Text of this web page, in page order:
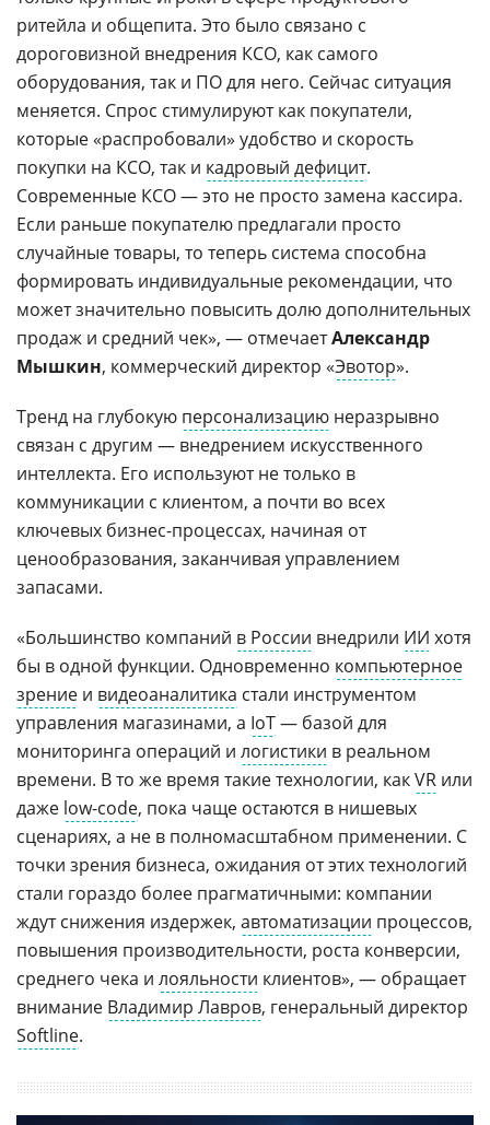
ритейла и общепита. Это было связано с
дороговизной внедрения КСО, как самого
оборудования, так и ПО для него. Сейчас ситуация
меняется. Спрос стимулируют как покупатели,
которые «распробовали» удобство и скорость
покупки на КСО, так и кадровый дефицит.
Современные КСО — это не просто замена кассира.
Если раньше покупателю предлагали просто
случайные товары, то теперь система способна
формировать индивидуальные рекомендации, что
может значительно повысить долю дополнительных
продаж и средний чек», — отмечаетАлександр
Мышкин, коммерческий директор «Эвотор».
Тренд на глубокую персонализацию неразрывно
связан с другим — внедрением искусственного
интеллекта. Его используют не только в
коммуникации с клиентом, а почти во всех
ключевых бизнес-процессах, начиная от
ценообразования, заканчивая управлением
запасами.
«Большинство компаний в России внедрили ИИ хотя
бы в одной функции. Одновременно компьютерное
зрение и видеоаналитика стали инструментом
управления магазинами, а IoT— базой для
мониторинга операций и логистики в реальном
времени. В то же время такие технологии, какVR или
даже low-code, пока чаще остаются в нишевых
сценариях, а не в полномасштабном применении. С
точки зрения бизнеса, ожидания от этих технологий
стали гораздо более прагматичными: компании
ждут снижения издержек, автоматизации процессов,
повышения производительности, роста конверсии,
среднего чека и лояльности клиентов», — обращает
внимание Владимир Лавров, генеральный директор
Softline.